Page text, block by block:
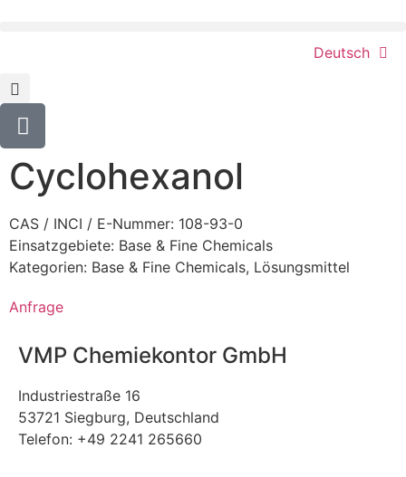
Deutsch
Cyclohexanol
CAS / INCI / E-Nummer: 108-93-0
Einsatzgebiete: Base & Fine Chemicals
Kategorien: Base & Fine Chemicals, Lösungsmittel
Anfrage
VMP Chemiekontor GmbH
Industriestraße 16
53721 Siegburg, Deutschland
Telefon: +49 2241 265660